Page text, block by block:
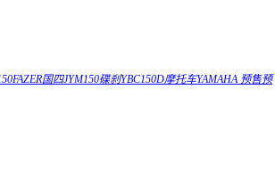
国四JYM150碟刹YBC150D摩托车YAMAHA 预售预